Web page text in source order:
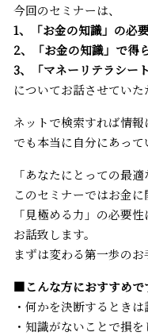
今回のセミナーは、
1、「お金の知識」の必
2、「お金の知識」で得
3、「マネーリテラシー
についてお話させていた
ネットで検索すれば情報
でも本当に自分にあって
「あなたにとっての最
このセミナーではお金
「見極める力」の必要
お話致します。
まずは変わる第一歩のお
■こんな方におすすめで
・何かを決断するとき
・知識がないことで損